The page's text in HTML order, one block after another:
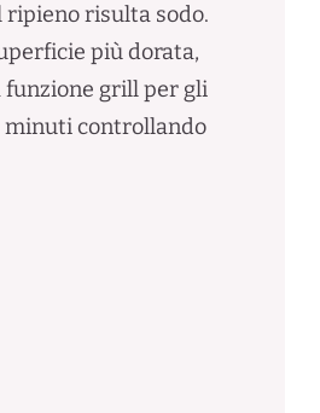
ripieno risulta sodo.
più dorata,
funzione grill per gli
controllando